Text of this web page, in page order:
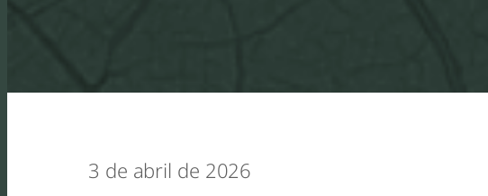
3 de abril de 2026